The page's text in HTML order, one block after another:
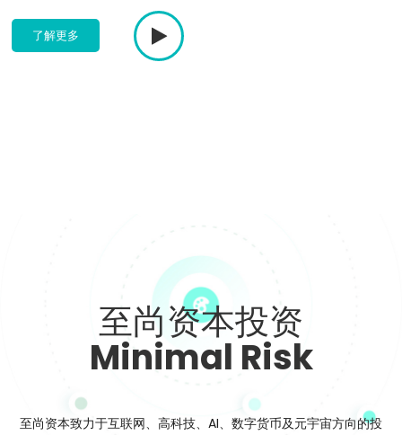
了解更多
至尚资本投资
Minimal Risk
至尚资本致力于互联网、高科技、AI、数字货币及元宇宙方向的投